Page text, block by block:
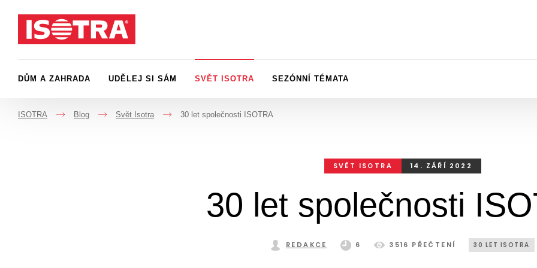
DŮM A ZAHRADA UDĚLEJ SI SÁM SVĚT ISOTRA SEZÓNNÍ TÉMATA
ISOTRA
->
Blog
->
Svět Isotra
->
30 let společnosti ISOTRA
SVĚT ISOTRA 14. ZÁŘÍ 2022
30 let společnosti
REDAKCE 6 3516 PŘEČTENÍ 30 LET ISOTRA